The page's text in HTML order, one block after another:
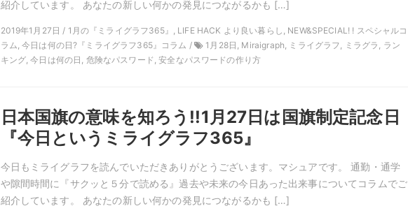
紹介しています。 あなたの新しい何かの発見につながるかも […]
2019年1月27日 / 1月の『ミライグラフ365』, LIFE HACK より良い暮らし, NEW&SPECIAL! ! スペシャルコ
ラム, 今日は何の日?『ミライグラフ365』コラム /
1月28日, Miraigraph, ミライグラフ, ミラグラ, ラン
キング, 今日は何の日, 危険なパスワード, 安全なパスワードの作り方
日本国旗の意味を知ろう!!1月27日は国旗制定記念日
『今日というミライグラフ365』
今日もミライグラフを読んでいただきありがとうございます。マシュアです。 通勤・通学
や隙間時間に『サクッと５分で読める』過去や未来の今日あった出来事についてコラムでご
紹介しています。 あなたの新しい何かの発見につながるかも […]